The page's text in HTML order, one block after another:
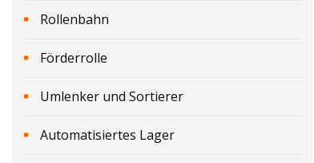
Rollenbahn
Förderrolle
Umlenker und Sortierer
Automatisiertes Lager